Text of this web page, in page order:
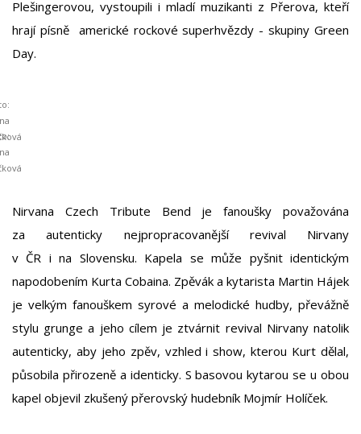
Plešingerovou, vystoupili i mladí muzikanti z Přerova, kteří
hrají písně americké rockové superhvězdy - skupiny Green
Day.
Nirvana Czech Tribute Bend je fanoušky považována
za autenticky nejpropracovanější revival Nirvany
v ČR i na Slovensku. Kapela se může pyšnit identickým
napodobením Kurta Cobaina. Zpěvák a kytarista Martin Hájek
je velkým fanouškem syrové a melodické hudby, převážně
stylu grunge a jeho cílem je ztvárnit revival Nirvany natolik
autenticky, aby jeho zpěv, vzhled i show, kterou Kurt dělal,
působila přirozeně a identicky. S basovou kytarou se u obou
kapel objevil zkušený přerovský hudebník Mojmír Holíček.